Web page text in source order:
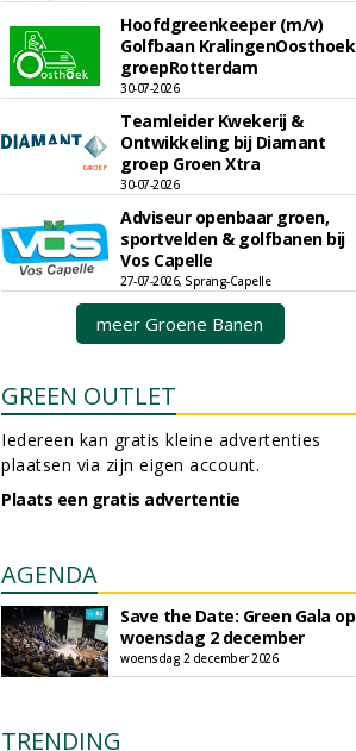
Hoofdgreenkeeper (m/v)
Golfbaan KralingenOosthoek
groepRotterdam
30-07-2026
Teamleider Kwekerij &
Ontwikkeling bij Diamant
groep Groen Xtra
30-07-2026
Adviseur openbaar groen,
sportvelden & golfbanen bij
Vos Capelle
27-07-2026, Sprang-Capelle
meer Groene Banen
GREEN OUTLET
Iedereen kan gratis kleine advertenties
plaatsen via zijn eigen account.
Plaats een gratis advertentie
AGENDA
Save the Date: Green Gala op
woensdag 2 december
woensdag 2 december 2026
TRENDING